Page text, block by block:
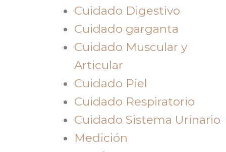
Cuidado Digestivo
Cuidado garganta
Cuidado Muscular y
Articular
Cuidado Piel
Cuidado Respiratorio
Cuidado Sistema Urinario
Medición